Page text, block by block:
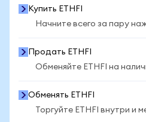
Купить ETHFI
Начните всего за пару
Продать ETHFI
Обменяйте ETHFI на
Обменять ETHFI
Торгуйте ETHFI внутри и